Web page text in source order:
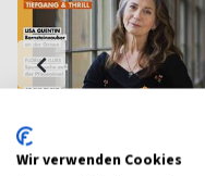
Wir verwenden Cookies